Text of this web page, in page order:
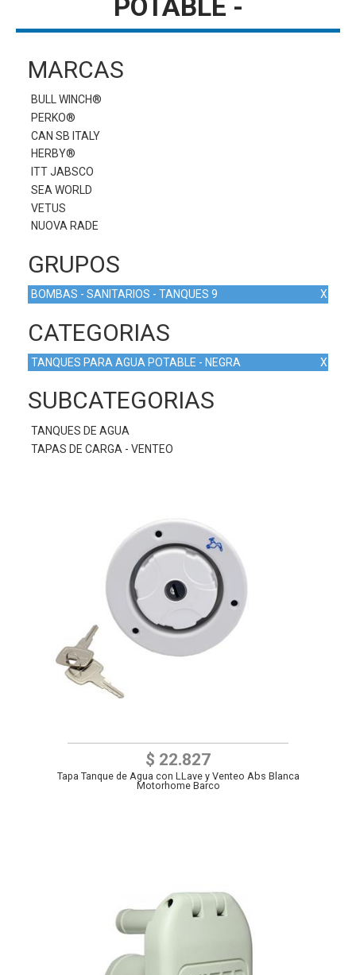
POTABLE -
MARCAS
BULL WINCH®
PERKO®
CAN SB ITALY
HERBY®
ITT JABSCO
SEA WORLD
VETUS
NUOVA RADE
GRUPOS
BOMBAS - SANITARIOS - TANQUES 9 X
CATEGORIAS
TANQUES PARA AGUA POTABLE - NEGRA X
SUBCATEGORIAS
TANQUES DE AGUA
TAPAS DE CARGA - VENTEO
$ 22.827
Tapa Tanque de Agua con LLave y Venteo Abs Blanca
Motorhome Barco